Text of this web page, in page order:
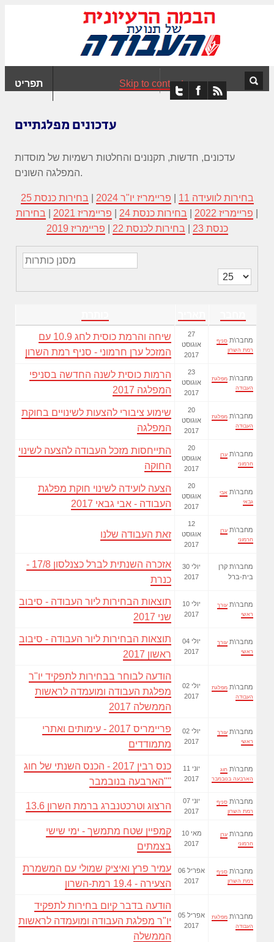
תפריט Skip to content
עדכונים מפלגתיים
עדכונים, חדשות, תקנונים והחלטות רשמיות של מוסדות
המפלגה השונים.
בחירות לוועידה 11 פריימריז יו"ר 2024
בחירות כנסת 25
פריימריז 2022 בחירות כנסת 24 פריימריז 2021
בחירות
כנסת 23
בחירות לכנסת 22 פריימריז 2019
מסנן
הצגת
#
שיחה והרמת כוסית לחג 10.9 עם
המזכל ערן חרמוני - סניף רמת השרון
27
אוגוסט
2017
מחבר\ת סניף
רמת השרון
הרמות כוסית לשנה החדשה בסניפי
המפלגה 2017
23
אוגוסט
2017
מחבר\ת מפלגת
העבודה
שימוע ציבורי להצעות לשינויים בחוקת
המפלגה
20
אוגוסט
2017
מחבר\ת מפלגת
העבודה
התייחסות מזכל העבודה להצעה לשינוי
החוקה
20
אוגוסט
2017
מחבר\ת ערן
חרמוני
הצעה לועידה לשינוי חוקת מפלגת
העבודה - אבי גבאי 2017
20
אוגוסט
2017
מחבר\ת אבי
גבאי
זאת העבודה שלנו
12
אוגוסט
2017
מחבר\ת ערן
חרמוני
אזכרה השנתית לברל כצנלסון 17/8 -
כנרת
30 יולי
2017
מחבר\ת קרן
בית-ברל
תוצאות הבחירות ליור העבודה - סיבוב
שני 2017
10 יולי
2017
מחבר\ת עורך
ראשי
תוצאות הבחירות ליור העבודה - סיבוב
ראשון 2017
04 יולי
2017
מחבר\ת עורך
ראשי
הודעה לבוחר בבחירות לתפקיד יו"ר
מפלגת העבודה ומועמדה לראשות
הממשלה 2017
02 יולי
2017
מחבר\ת מפלגת
העבודה
פריימריס 2017 - עימותים ואתרי
מתמודדים
02 יולי
2017
מחבר\ת עורך
ראשי
כנס רבין 2017 - הכנס השנתי של חוג
"הארבעה בנובמבר"
11 יוני
2017
מחבר\ת חוג
הארבעה בנובמבר
הרצוג וטרכטנברג ברמת השרון 13.6
07 יוני
2017
מחבר\ת סניף
רמת השרון
קמפיין שטח מתמשך - ימי שישי
בצמתים
10 מאי
2017
מחבר\ת ערן
חרמוני
עמיר פרץ ואיציק שמולי עם המשמרת
הצעירה - 19.4 רמת-השרון
06 אפריל
2017
מחבר\ת סניף
רמת השרון
הודעה בדבר קיום בחירות לתפקיד
יו"ר מפלגת העבודה ומועמדה לראשות
הממשלה
05 אפריל
2017
מחבר\ת מפלגת
העבודה